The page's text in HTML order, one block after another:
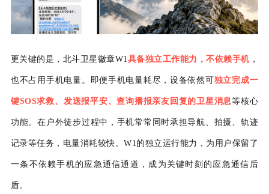
更关键的是， 北斗卫星徽章W1具备独立工作能力，不依赖手机，
也不占用手机电量。 即便手机电量耗尽，设备依然可独立完成一
键SOS求救、 发送报平安、查询播报亲友回复的卫星消息等核心
功能。在户外徒步过程中，手机常常同时承担导航、拍摄、轨迹
记录等任务，电量消耗较快。W1的独立运行能力，为用户保留了
一条不依赖手机的应急通信通道，成为关键时刻的应急通信后
盾。